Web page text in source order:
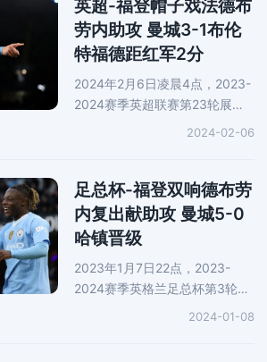
对手踢伤，
英超-福登帽子戏法德布
劳内助攻 曼城3-1布伦
特福德距红军2分
2024年2月6日凌晨4点，2023-
2024赛季英超联赛第23轮展开
一场焦点战役，曼城前往客场对
成助攻，莫派单刀低射为主队先
拔头
2024-02-06
足总杯-福登双响德布劳
内复出献助攻 曼城5-0
哈镇晋级
2023年1月7日22点，2023-
2024赛季英格兰足总杯第3轮展
开一场万众瞩目的焦点战役，曼
2024-01-08